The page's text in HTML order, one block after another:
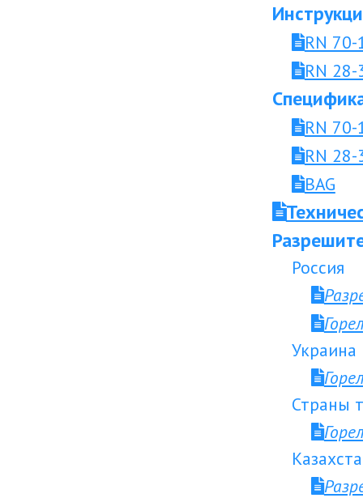
RN 70-
RN 28-
RN
RN
BAG
Россия
Украина
Страны